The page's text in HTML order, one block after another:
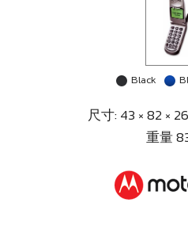
Black
尺寸: 43 × 82 ×
重量